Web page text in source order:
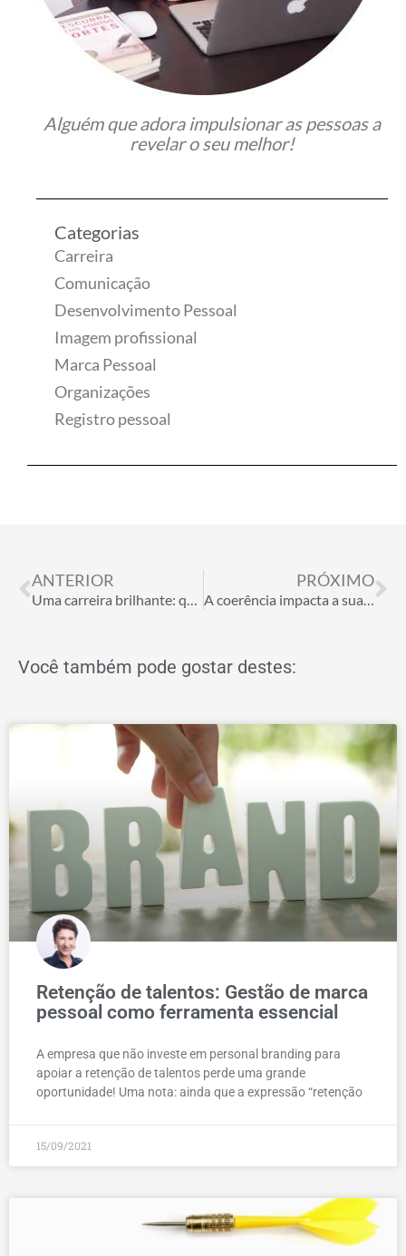
Alguém que adora impulsionar as pessoas a
revelar o seu melhor!
Categorias
Carreira
Comunicação
Desenvolvimento Pessoal
Imagem profissional
Marca Pessoal
Organizações
Registro pessoal
Anterior
ANTERIOR PRÓXIMO
Você também pode gostar destes:
Retenção de talentos: Gestão de marca
pessoal como ferramenta essencial
A empresa que não investe em personal branding para
apoiar a retenção de talentos perde uma grande
oportunidade! Uma nota: ainda que a expressão “retenção
15/09/2021